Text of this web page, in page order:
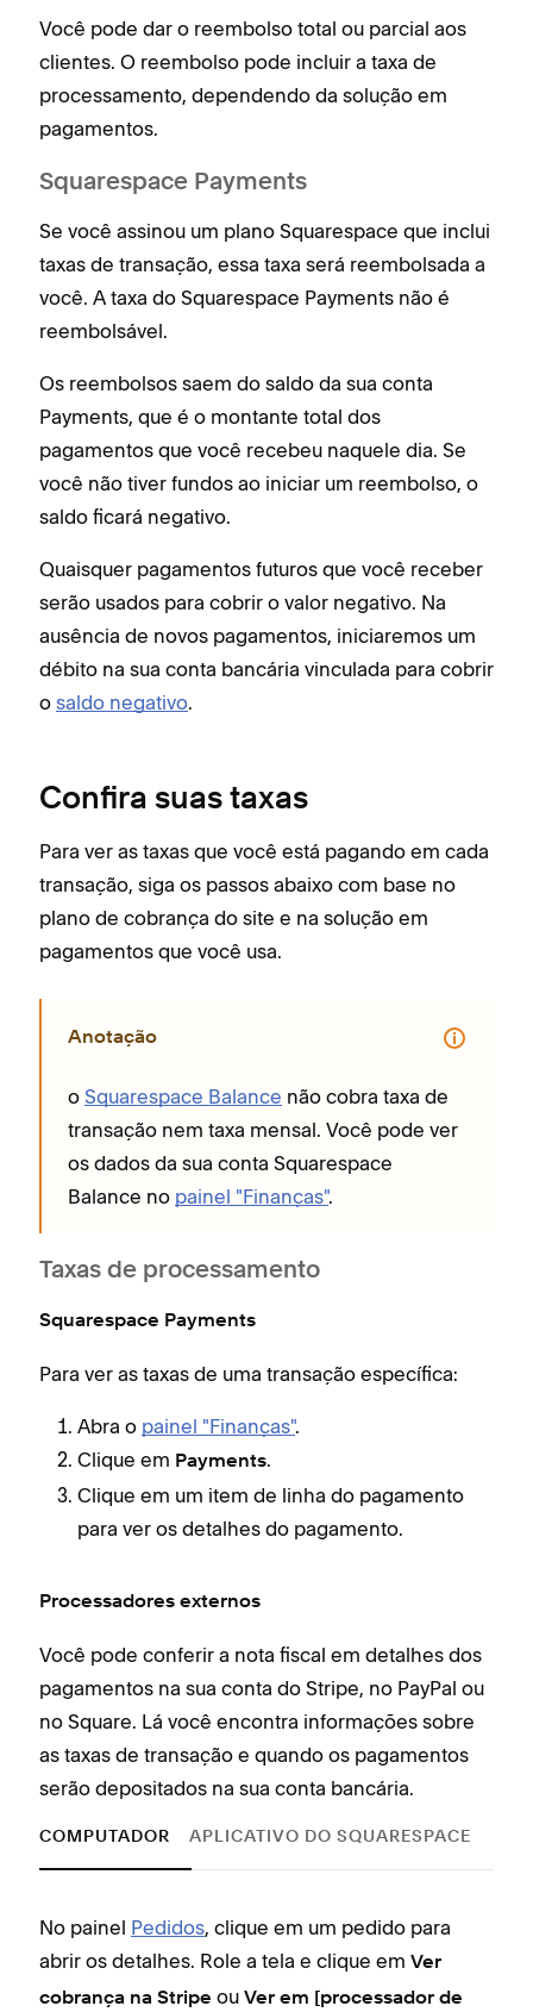
Você pode dar o reembolso total ou parcial aos
clientes. O reembolso pode incluir a taxa de
processamento, dependendo da solução em
pagamentos.
Squarespace Payments
Se você assinou um plano Squarespace que inclui
taxas de transação, essa taxa será reembolsada a
você. A taxa do Squarespace Payments não é
reembolsável.
Os reembolsos saem do saldo da sua conta
Payments, que é o montante total dos
pagamentos que você recebeu naquele dia. Se
você não tiver fundos ao iniciar um reembolso, o
saldo ficará negativo.
Quaisquer pagamentos futuros que você receber
serão usados para cobrir o valor negativo. Na
ausência de novos pagamentos, iniciaremos um
débito na sua conta bancária vinculada para cobrir
o saldo negativo.
Confira suas taxas
Para ver as taxas que você está pagando em cada
transação, siga os passos abaixo com base no
plano de cobrança do site e na solução em
pagamentos que você usa.
Anotação
o Squarespace Balance não cobra taxa de
transação nem taxa mensal. Você pode ver
os dados da sua conta Squarespace
Balance no painel "Finanças".
Taxas de processamento
Squarespace Payments
Para ver as taxas de uma transação específica:
Abra o painel "Finanças".
Clique em Payments.
Clique em um item de linha do pagamento
para ver os detalhes do pagamento.
Processadores externos
Você pode conferir a nota fiscal em detalhes dos
pagamentos na sua conta do Stripe, no PayPal ou
no Square. Lá você encontra informações sobre
as taxas de transação e quando os pagamentos
serão depositados na sua conta bancária.
COMPUTADOR APLICATIVO DO SQUARESPACE
No painel Pedidos, clique em um pedido para
abrir os detalhes. Role a tela e clique em Ver
cobrança na Stripe ou Ver em [processador de